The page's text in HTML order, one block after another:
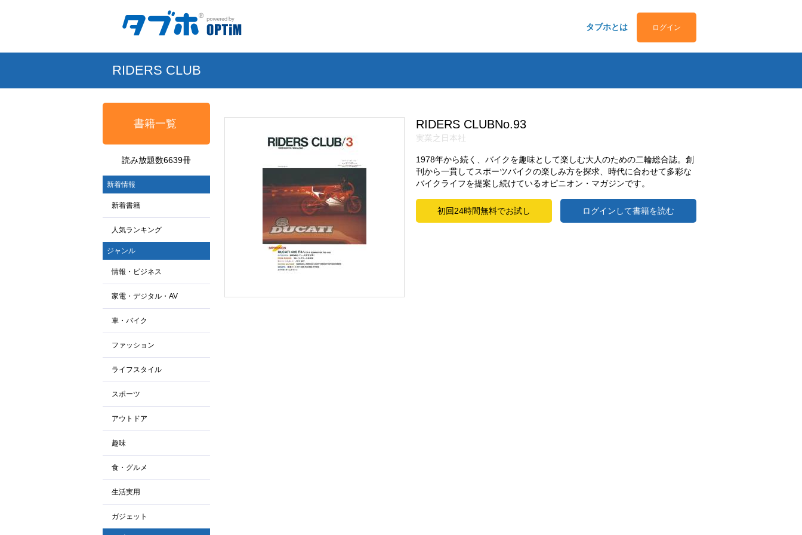
タブホとは ログイン
RIDERS CLUB
書籍一覧
読み放題数6639冊
新着情報
新着書籍
人気ランキング
ジャンル
情報・ビジネス
家電・デジタル・AV
車・バイク
ファッション
ライフスタイル
スポーツ
アウトドア
趣味
食・グルメ
生活実用
ガジェット
RIDERS CLUBNo.93
実業之日本社
1978年から続く、バイクを趣味として楽しむ大人のための二輪総合誌。創
刊から一貫してスポーツバイクの楽しみ方を探求、時代に合わせて多彩な
バイクライフを提案し続けているオピニオン・マガジンです。
初回24時間無料でお試し ログインして書籍を読む